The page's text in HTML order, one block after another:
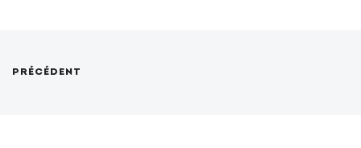
PRÉCÉDENT